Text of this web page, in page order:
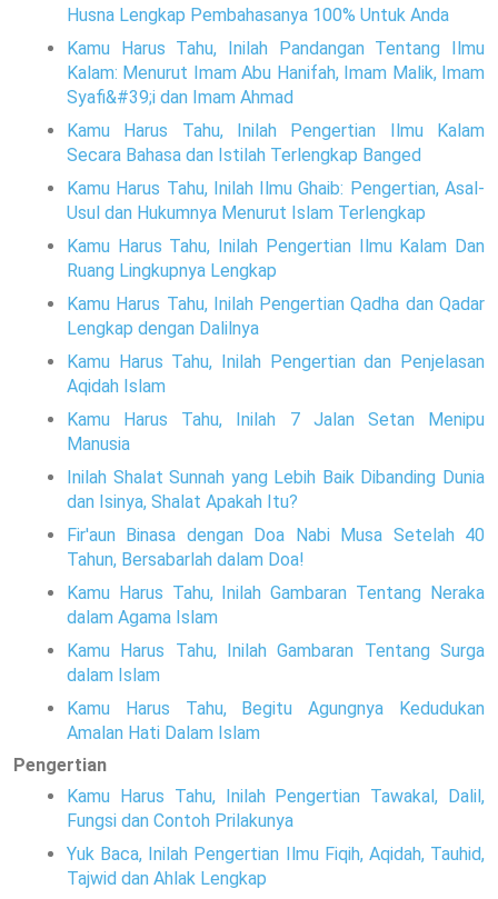
Husna Lengkap Pembahasanya 100% Untuk Anda
Kamu Harus Tahu, Inilah Pandangan Tentang Ilmu
Kalam: Menurut Imam Abu Hanifah, Imam Malik, Imam
Syafi&#39;i dan Imam Ahmad
Kamu Harus Tahu, Inilah Pengertian Ilmu Kalam
Secara Bahasa dan Istilah Terlengkap Banged
Kamu Harus Tahu, Inilah Ilmu Ghaib: Pengertian, Asal-
Usul dan Hukumnya Menurut Islam Terlengkap
Kamu Harus Tahu, Inilah Pengertian Ilmu Kalam Dan
Ruang Lingkupnya Lengkap
Kamu Harus Tahu, Inilah Pengertian Qadha dan Qadar
Lengkap dengan Dalilnya
Kamu Harus Tahu, Inilah Pengertian dan Penjelasan
Aqidah Islam
Kamu Harus Tahu, Inilah 7 Jalan Setan Menipu
Manusia
Inilah Shalat Sunnah yang Lebih Baik Dibanding Dunia
dan Isinya, Shalat Apakah Itu?
Fir'aun Binasa dengan Doa Nabi Musa Setelah 40
Tahun, Bersabarlah dalam Doa!
Kamu Harus Tahu, Inilah Gambaran Tentang Neraka
dalam Agama Islam
Kamu Harus Tahu, Inilah Gambaran Tentang Surga
dalam Islam
Kamu Harus Tahu, Begitu Agungnya Kedudukan
Amalan Hati Dalam Islam
Pengertian
Kamu Harus Tahu, Inilah Pengertian Tawakal, Dalil,
Fungsi dan Contoh Prilakunya
Yuk Baca, Inilah Pengertian Ilmu Fiqih, Aqidah, Tauhid,
Tajwid dan Ahlak Lengkap